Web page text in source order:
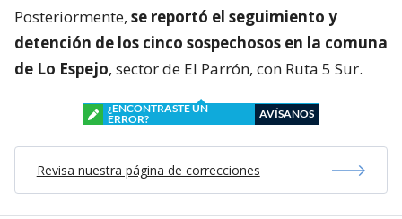
Posteriormente, se reportó el seguimiento y
detención de los cinco sospechosos en la comuna
de Lo Espejo, sector de El Parrón, con Ruta 5 Sur.
¿ENCONTRASTE UN
ERROR?
AVÍSANOS
Revisa nuestra página de correcciones